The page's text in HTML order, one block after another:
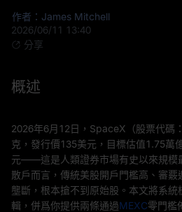
作者：James Mitchell
2026/06/11 13:40
分享
概述
2026年6月12日，SpaceX（股票代碼
克，發行價135美元，目標估值1.75萬
元——這是人類證券市場有史以來規模
散戶而言，傳統美股開戶門檻高、審
壟斷，根本搶不到原始股。本文將系
輯，併爲你提供兩條通過MEXC零門檻